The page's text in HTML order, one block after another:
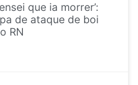
que ia morrer’:
de ataque de boi
RN